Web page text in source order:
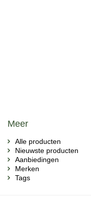
Meer
Alle producten
Nieuwste producten
Aanbiedingen
Merken
Tags